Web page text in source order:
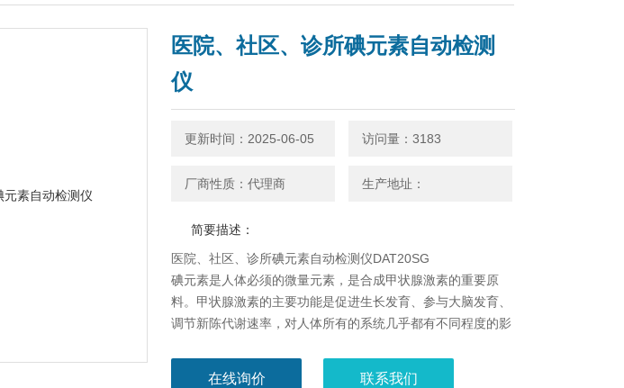
医院、社区、诊所碘元素自动检测
仪
更新时间：2025-06-05 访问量：3183
厂商性质：代理商 生产地址：
简要描述：
医院、社区、诊所碘元素自动检测仪DAT20SG
碘元素是人体必须的微量元素，是合成甲状腺激素的重要原
料。甲状腺激素的主要功能是促进生长发育、参与大脑发育、
调节新陈代谢速率，对人体所有的系统几乎都有不同程度的影
在线询价 联系我们